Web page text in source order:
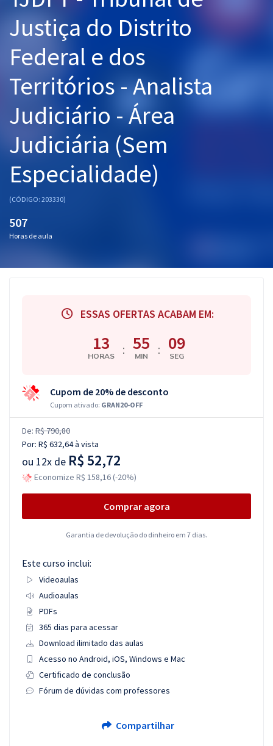
Graduação
Mentorias
Questões grátis
Conteúdo gratuito
Blog
Aprovados
Atendimento
Justiça do Distrito
Federal e dos
Territórios - Analista
Judiciário - Área
Judiciária (Sem
Especialidade)
(CÓDIGO: 203330)
507
Horas de aula
ESSAS OFERTAS ACABAM EM:
13
HORAS : 55
MIN : 08
SEG
Cupom de 20% de desconto
Cupom ativado: GRAN20-OFF
De: R$ 790,80
Por: R$ 632,64à vista
ou 12x de R$ 52,72
Economize R$ 158,16 (-20%)
Comprar agora
Garantia de devolução do dinheiro em 7 dias.
Este curso inclui:
Videoaulas
Audioaulas
PDFs
365 dias para acessar
Download ilimitado das aulas
Acesso no Android, iOS, Windows e Mac
Certificado de conclusão
Fórum de dúvidas com professores
Compartilhar